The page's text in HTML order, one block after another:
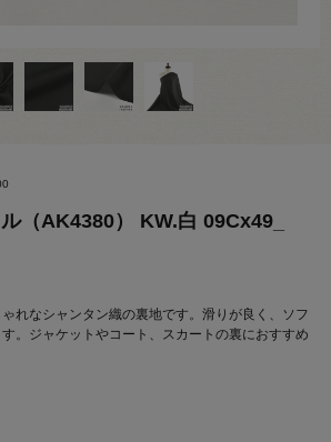
（AK4380） KW.白 09Cx49_
れなシャンタン織の裏地です。滑りが良く、ソフ
。ジャケットやコート、スカートの裏におすすめ